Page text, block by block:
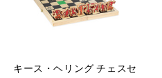
キース・ヘリング チェスセ